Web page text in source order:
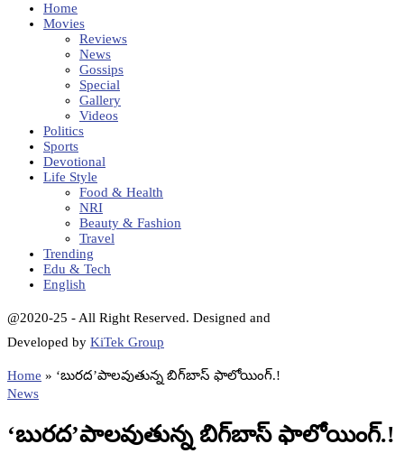
Home
Movies
Reviews
News
Gossips
Special
Gallery
Videos
Politics
Sports
Devotional
Life Style
Food & Health
NRI
Beauty & Fashion
Travel
Trending
Edu & Tech
English
@2020-25 - All Right Reserved. Designed and
Developed by KiTek Group
Home » ‘బురద’పాలవుతున్న బిగ్‌బాస్‌ ఫాలోయింగ్‌.!
News
‘బురద’పాలవుతున్న బిగ్‌బాస్‌ ఫాలోయింగ్‌.!